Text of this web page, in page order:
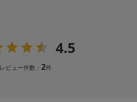
4.5
レビュー件数：2件